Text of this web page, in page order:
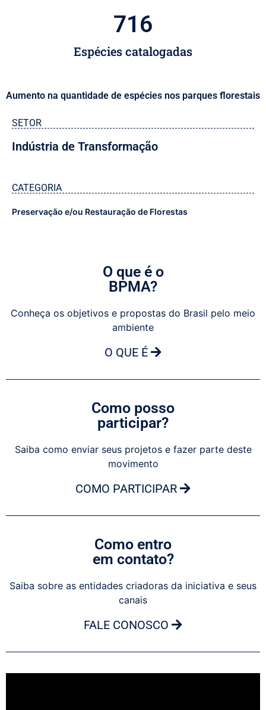
Espécies catalogadas
716
Aumento na quantidade de espécies nos parques florestais
SETOR
Indústria de Transformação
CATEGORIA
Preservação e/ou Restauração de Florestas
O que é o
BPMA?
Conheça os objetivos e propostas do Brasil pelo meio
ambiente
O QUE É
Como posso
participar?
Saiba como enviar seus projetos e fazer parte deste
movimento
COMO PARTICIPAR
Como entro
em contato?
Saiba sobre as entidades criadoras da iniciativa e seus
canais
FALE CONOSCO